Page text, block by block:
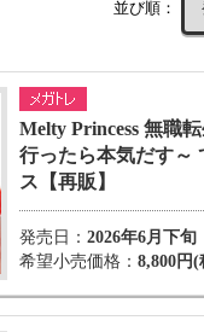
並び順：
Melty Princess 無職
行ったら本気だす～
ス【再販】
発売日： 2026年6月下旬
希望小売価格： 8,800円